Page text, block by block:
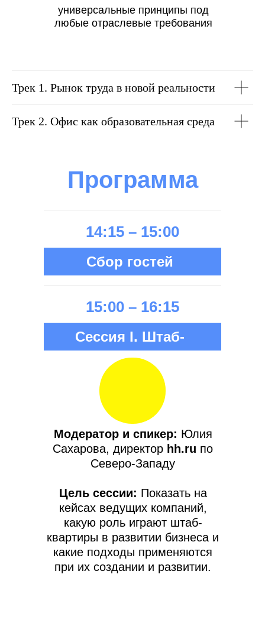
универсальные принципы под
любые отраслевые требования
Трек 1. Рынок труда в новой реальности
Трек 2. Офис как образовательная среда
Программа
14:15 – 15:00
Cбор гостей
15:00 – 16:15
Сессия I. Штаб-
квартира от замысла
до реализации
Модератор и спикер: Юлия
Сахарова, директор hh.ru по
Северо-Западу
Цель сессии: Показать на
кейсах ведущих компаний,
какую роль играют штаб-
квартиры в развитии бизнеса и
какие подходы применяются
при их создании и развитии.